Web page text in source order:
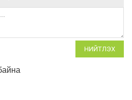
НИЙТЛЭХ